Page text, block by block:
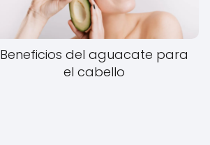
Beneficios del aguacate para
el cabello